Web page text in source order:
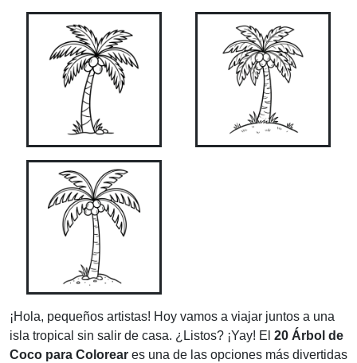
¡Hola, pequeños artistas! Hoy vamos a viajar juntos a una
isla tropical sin salir de casa. ¿Listos? ¡Yay! El 20 Árbol de
Coco para Colorear es una de las opciones más divertidas